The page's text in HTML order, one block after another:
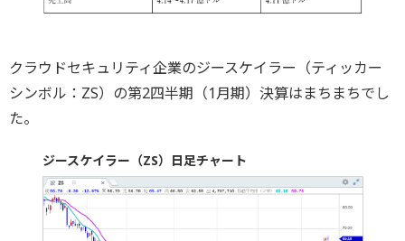
クラウドセキュリティ企業のジースケイラー（ティッカー
シンボル：ZS）の第2四半期（1月期）決算はまちまちでし
た。
ジースケイラー（ZS）日足チャート